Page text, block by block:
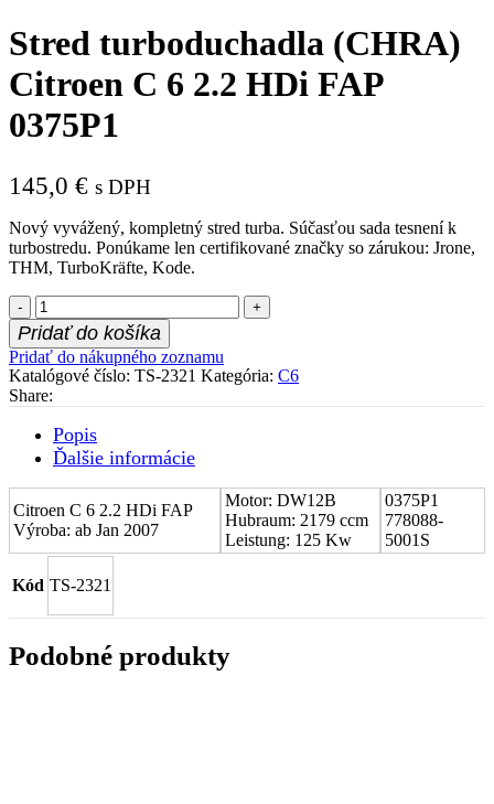
Stred turboduchadla (CHRA)
Citroen C 6 2.2 HDi FAP
0375P1
145,0 € s DPH
Nový vyvážený, kompletný stred turba. Súčasťou sada tesnení k
turbostredu. Ponúkame len certifikované značky so zárukou: Jrone,
THM, TurboKräfte, Kode.
množstvo
Stred
turboduchadla
(CHRA)
Citroen
C
2.2
HDi
0375P1
Pridať do košíka
Pridať do nákupného zoznamu
Katalógové číslo: TS-2321 Kategória: C6
Share:
Popis
Ďalšie informácie
Citroen C 6 2.2 HDi FAP
Výroba: ab Jan 2007
Motor: DW12B
Hubraum: 2179 ccm
Leistung: 125 Kw
0375P1
778088-
5001S
Kód TS-2321
Podobné produkty